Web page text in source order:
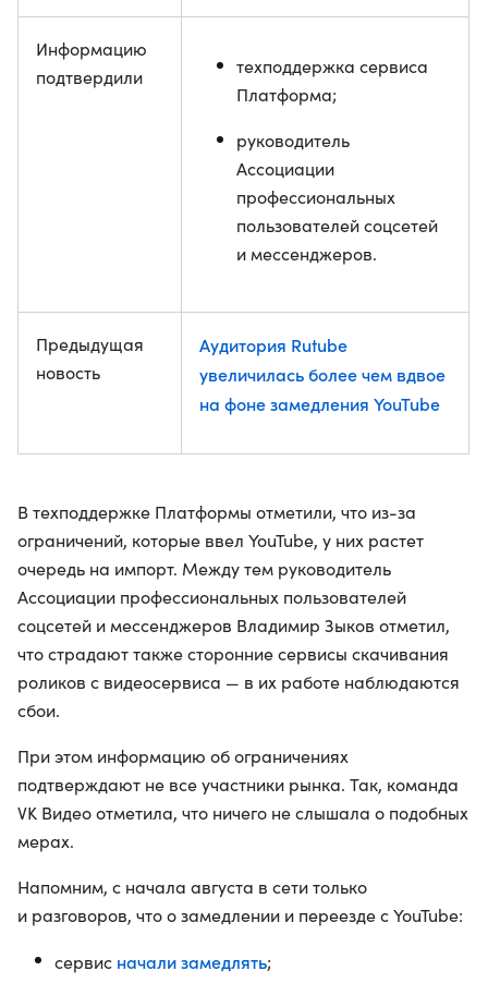
Информацию
подтвердили
техподдержка сервиса
Платформа;
руководитель
Ассоциации
профессиональных
пользователей соцсетей
и мессенджеров.
Предыдущая
новость
Аудитория Rutube
увеличилась более чем вдвое
на фоне замедления YouTube
В техподдержке Платформы отметили, что из-за
ограничений, которые ввел YouTube, у них растет
очередь на импорт. Между тем руководитель
Ассоциации профессиональных пользователей
соцсетей и мессенджеров Владимир Зыков отметил,
что страдают также сторонние сервисы скачивания
роликов с видеосервиса — в их работе наблюдаются
сбои.
При этом информацию об ограничениях
подтверждают не все участники рынка. Так, команда
VK Видео отметила, что ничего не слышала о подобных
мерах.
Напомним, с начала августа в сети только
и разговоров, что о замедлении и переезде с YouTube:
сервис начали замедлять;